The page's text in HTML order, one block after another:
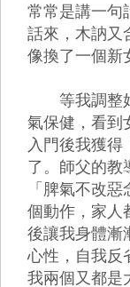
常常是講一句
話來，木訥又
像換了一個新
等我調整好
氣保健，看到
入門後我獲
了。師父的教
「脾氣不改
個動作，家人
後讓我身體漸
心性，自我反
我兩個又都是